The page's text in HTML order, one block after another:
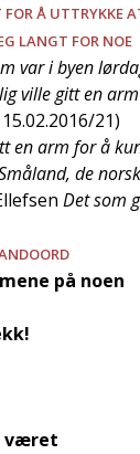
FOR Å UTTRYKKE
LANGT FOR NOE
var i byen
ville gitt en
15.02.2016/21)
en arm for å
de
Det som
på noen
været